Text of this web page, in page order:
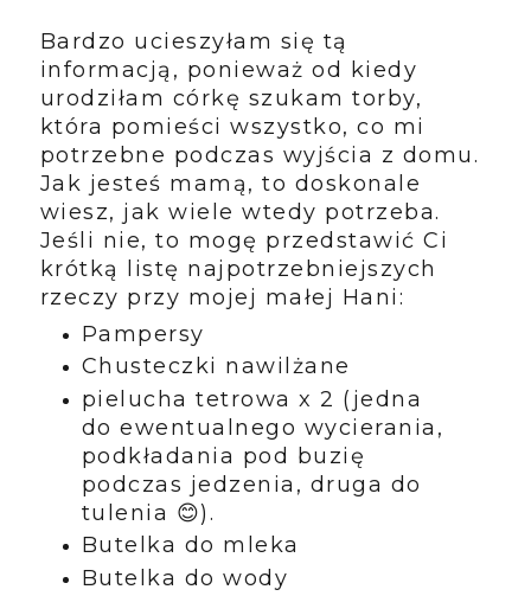
Bardzo ucieszyłam się tą
informacją, ponieważ od kiedy
urodziłam córkę szukam torby,
która pomieści wszystko, co mi
potrzebne podczas wyjścia z domu.
Jak jesteś mamą, to doskonale
wiesz, jak wiele wtedy potrzeba.
Jeśli nie, to mogę przedstawić Ci
krótką listę najpotrzebniejszych
rzeczy przy mojej małej Hani:
Pampersy
Chusteczki nawilżane
pielucha tetrowa x 2 (jedna
do ewentualnego wycierania,
podkładania pod buzię
podczas jedzenia, druga do
tulenia 😊).
Butelka do mleka
Butelka do wody